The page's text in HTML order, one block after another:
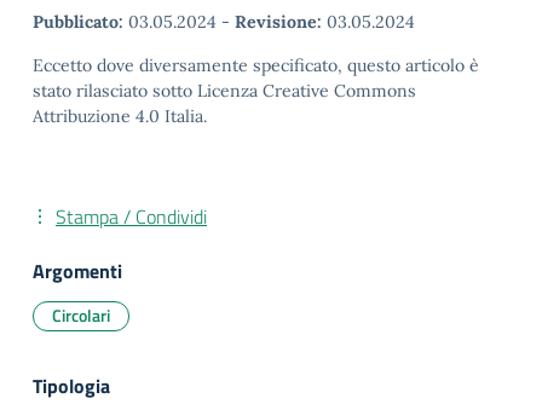
Pubblicato: 03.05.2024 - Revisione: 03.05.2024
Eccetto dove diversamente specificato, questo articolo è
stato rilasciato sotto Licenza Creative Commons
Attribuzione 4.0 Italia.
Stampa / Condividi
Argomenti
Circolari
Tipologia